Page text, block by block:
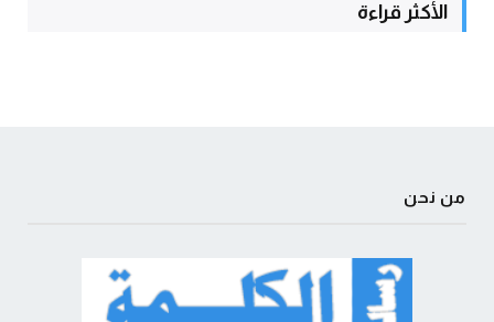
الأكثر قراءة
من نحن